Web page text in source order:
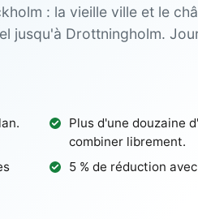
: la vieille ville et le
jusqu'à Drottningholm.
Plus d'une douzaine
combiner librement.
5 % de réduction